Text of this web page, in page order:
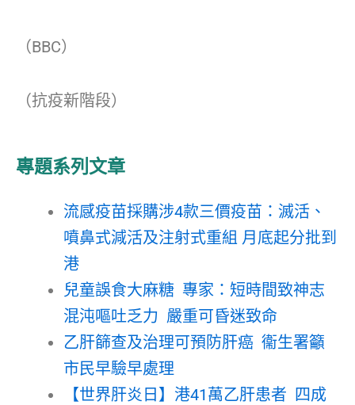
（BBC）
（抗疫新階段）
專題系列文章
流感疫苗採購涉4款三價疫苗：滅活、
噴鼻式減活及注射式重組 月底起分批到
港
兒童誤食大麻糖 專家：短時間致神志
混沌嘔吐乏力 嚴重可昏迷致命
乙肝篩查及治理可預防肝癌 衞生署籲
市民早驗早處理
【世界肝炎日】港41萬乙肝患者 四成